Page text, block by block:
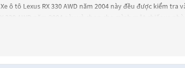
Xe ô tô Lexus RX 330 AWD năm 2004 này đều được kiểm tra
này và chọn cho mình một chiếc xe